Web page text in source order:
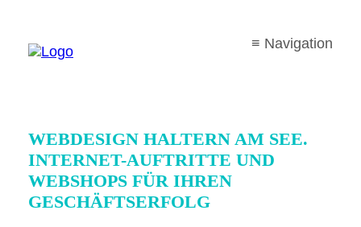
≡ Navigation
WEBDESIGN HALTERN AM SEE.
INTERNET-AUFTRITTE UND
WEBSHOPS FÜR IHREN
GESCHÄFTSERFOLG